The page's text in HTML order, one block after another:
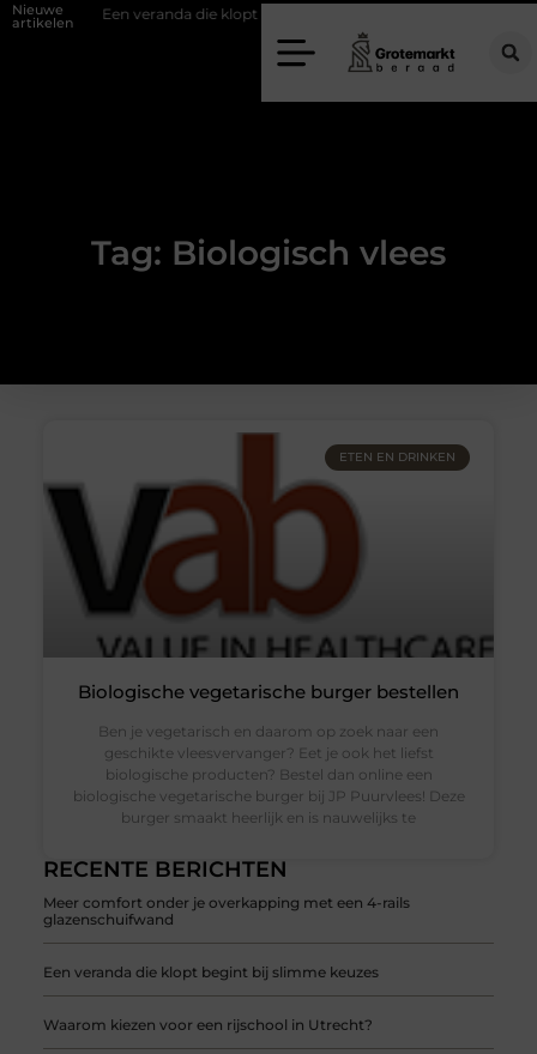
Nieuwe
artikelen Een veranda die klopt begint bij slimme keuzes
Tag: Biologisch vlees
RECENTE BERICHTEN
Meer comfort onder je overkapping met een 4-rails
glazenschuifwand
Een veranda die klopt begint bij slimme keuzes
Waarom kiezen voor een rijschool in Utrecht?
ETEN EN DRINKEN
Biologische vegetarische burger bestellen
Ben je vegetarisch en daarom op zoek naar een
geschikte vleesvervanger? Eet je ook het liefst
biologische producten? Bestel dan online een
biologische vegetarische burger bij JP Puurvlees! Deze
burger smaakt heerlijk en is nauwelijks te